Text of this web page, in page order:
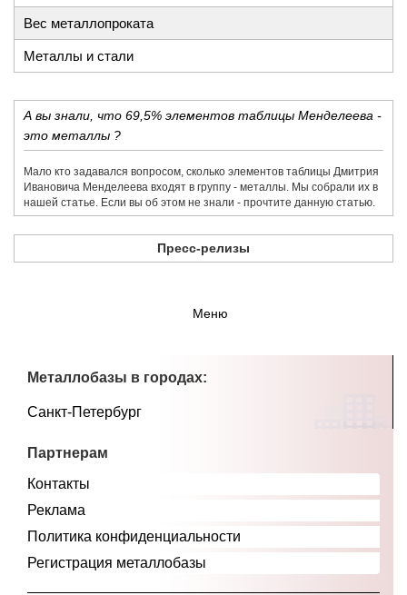
Вес металлопроката
Металлы и стали
А вы знали, что 69,5% элементов таблицы Менделеева -
это металлы ?
Мало кто задавался вопросом, сколько элементов таблицы Дмитрия
Ивановича Менделеева входят в группу - металлы. Мы собрали их в
нашей статье. Если вы об этом не знали - прочтите данную статью.
Пресс-релизы
Меню
Металлобазы в городах:
Санкт-Петербург
Партнерам
Контакты
Реклама
Политика конфиденциальности
Регистрация металлобазы